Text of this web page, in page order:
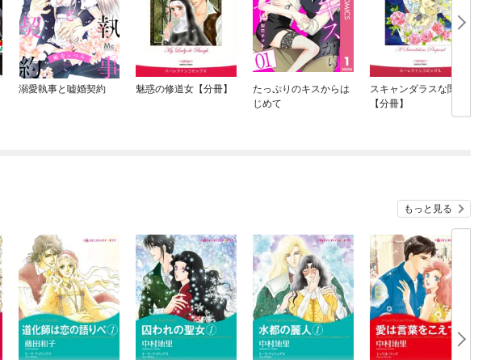
溺愛執事と嘘婚契約 魅惑の修道女【分冊】
たっぷりのキスからは
じめて
スキャンダラスな関係
【分冊】
もっと見る